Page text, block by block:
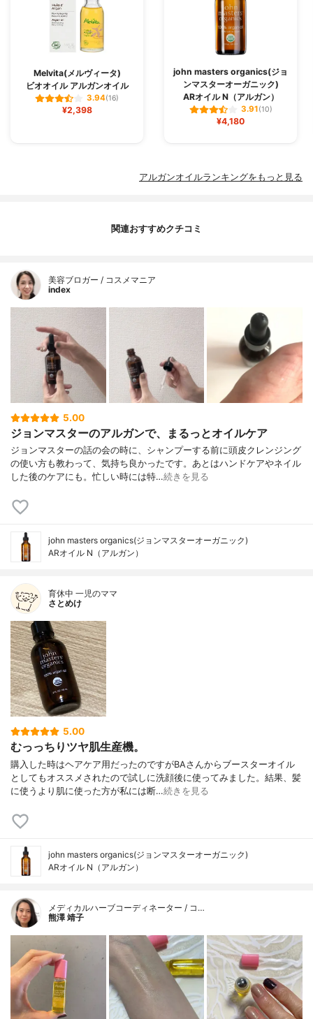
Melvita(メルヴィータ)
ビオオイル アルガンオイル
3.94(16)
¥2,398
john masters organics(ジョ
ンマスターオーガニック)
ARオイル N（アルガン）
3.91(10)
¥4,180
アルガンオイルランキングをもっと見る
関連おすすめクチコミ
美容ブロガー / コスメマニア
index
5.00
ジョンマスターのアルガンで、まるっとオイルケア
ジョンマスターの話の会の時に、シャンプーする前に頭皮クレンジング
の使い方も教わって、気持ち良かったです。あとはハンドケアやネイル
した後のケアにも。忙しい時には特…続きを見る
john masters organics(ジョンマスターオーガニック)
ARオイル N（アルガン）
育休中 一児のママ
さとめけ
5.00
むっっちりツヤ肌生産機。
購入した時はヘアケア用だったのですがBAさんからブースターオイル
としてもオススメされたので試しに洗顔後に使ってみました。結果、髪
に使うより肌に使った方が私には断…続きを見る
john masters organics(ジョンマスターオーガニック)
ARオイル N（アルガン）
メディカルハーブコーディネーター / コ…
熊澤 靖子